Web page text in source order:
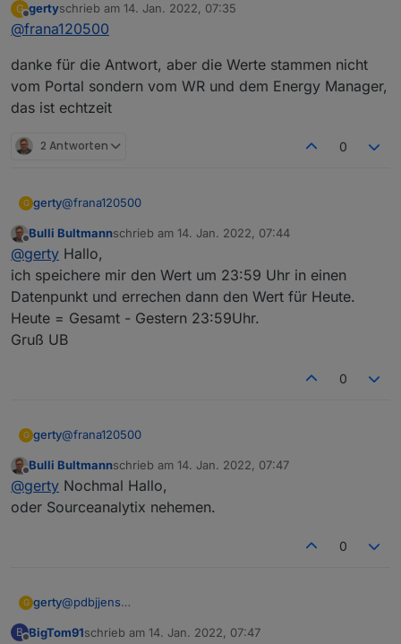
Ich habe den Sunny Trippower 4.o und den SM2
haben,
aber diesen Wert kann ich weder unter Modbus
anzeigen lassen noch unter dem sma-em Adapter 0.6.4
Mache ich das was falsch?
Oder geht das nicht?
Gruß
verzögert
G
Offline
gertyschrieb am 14. Jan. 2022, 07:35
zuletzt editiert von
@frana120500
danke für die Antwort, aber die Werte stammen nicht
vom Portal sondern vom WR und dem Energy Manager,
das ist echtzeit
2 Antworten 0
G gerty@frana120500
danke für die Antwort, aber die Werte stammen nicht
vom Portal sondern vom WR und dem Energy Manager,
das ist echtzeit
Offline
Bulli Bultmannschrieb am 14. Jan. 2022, 07:44
zuletzt editiert von
@gerty Hallo,
ich speichere mir den Wert um 23:59 Uhr in einen
Datenpunkt und errechen dann den Wert für Heute.
Heute = Gesamt - Gestern 23:59Uhr.
Gruß UB
0
G gerty@frana120500
danke für die Antwort, aber die Werte stammen nicht
vom Portal sondern vom WR und dem Energy Manager,
das ist echtzeit
Offline
Bulli Bultmannschrieb am 14. Jan. 2022, 07:47
zuletzt editiert von
@gerty Nochmal Hallo,
oder Sourceanalytix nehemen.
0
G gerty@pdbjjens
Ich habe den Adapter installiert und er scheint super zu
Aber ich bekomme andere Werte angezeigt wie das WEB
B BigTom91schrieb am 14. Jan. 2022, 07:47
zuletzt editiert von